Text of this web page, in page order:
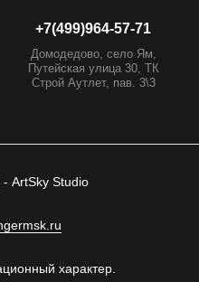
+7(499)964-57-71
Домодедово, село Ям,
Путейская улица 30, ТК
Строй Аутлет, пав. 3\3
- ArtSky Studio
характер.